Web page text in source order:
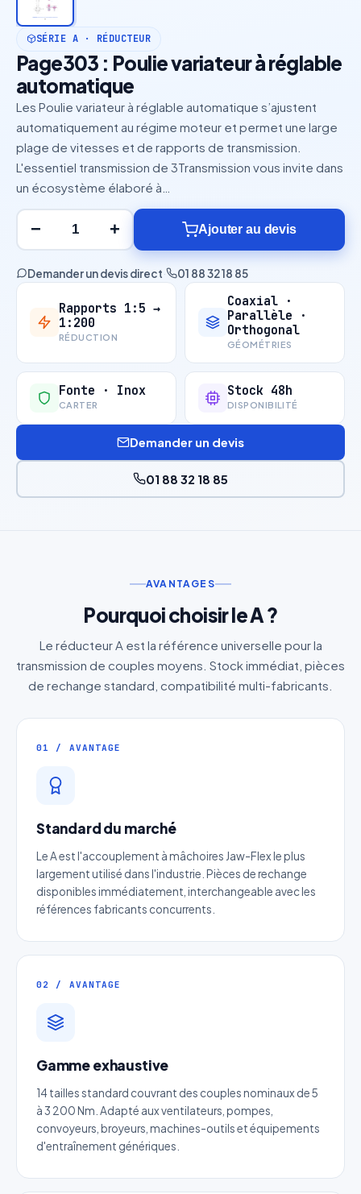
SÉRIE A · RÉDUCTEUR
Page303 : Poulie variateur à réglable
automatique
Les Poulie variateur à réglable automatique s’ajustent
automatiquement au régime moteur et permet une large
plage de vitesses et de rapports de transmission.
L'essentiel transmission de 3Transmission vous invite dans
un écosystème élaboré à…
− + Ajouter au devis
Demander un devis direct· 01 88 32 18 85
Rapports 1:5 →
1:200
RÉDUCTION
Coaxial ·
Parallèle ·
Orthogonal
GÉOMÉTRIES
Fonte · Inox
CARTER
Stock 48h
DISPONIBILITÉ
Demander un devis
01 88 32 18 85
AVANTAGES
Pourquoi choisir le A ?
Le réducteur A est la référence universelle pour la
transmission de couples moyens. Stock immédiat, pièces
de rechange standard, compatibilité multi-fabricants.
01 / AVANTAGE
Standard du marché
Le A est l'accouplement à mâchoires Jaw-Flex le plus
largement utilisé dans l'industrie. Pièces de rechange
disponibles immédiatement, interchangeable avec les
références fabricants concurrents.
02 / AVANTAGE
Gamme exhaustive
14 tailles standard couvrant des couples nominaux de 5
à 3 200 Nm. Adapté aux ventilateurs, pompes,
convoyeurs, broyeurs, machines-outils et équipements
d'entraînement génériques.
Devis Page303 : Poulie variateur à
Réponse sous 24h — Sans engagement
Nom complet *